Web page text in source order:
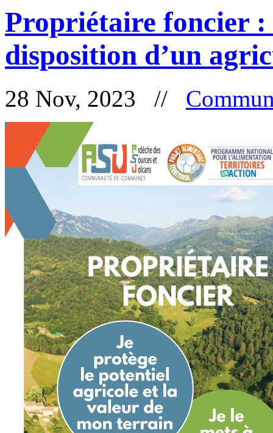
Propriétaire foncier
disposition d’un
28 Nov, 2023 //